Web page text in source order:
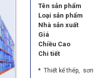
Tên sản phẩm
Loại sản phẩm
Nhà sản xuất
Giá
Chiều Cao
Chi tiết
* Thiết kế thép, sơn